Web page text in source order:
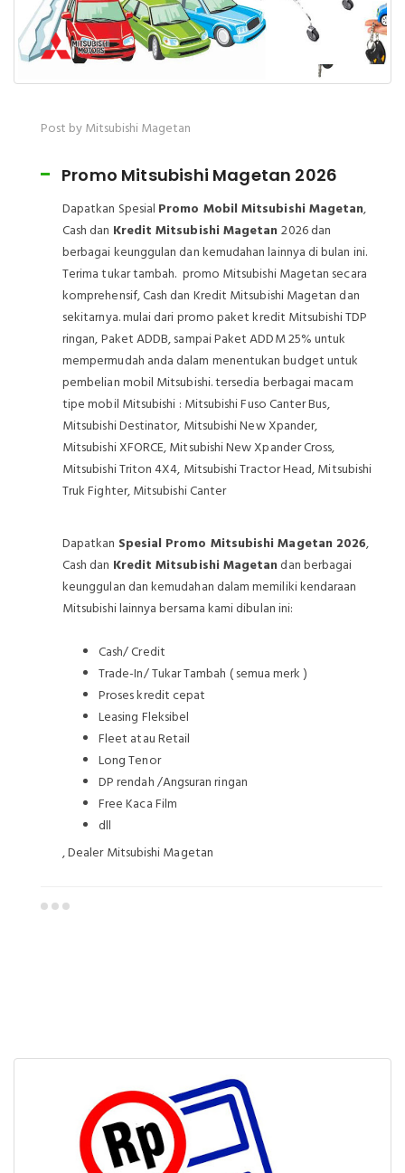
Post by Mitsubishi Magetan
Promo Mitsubishi Magetan 2026
Dapatkan Spesial Promo Mobil Mitsubishi Magetan,
Cash dan Kredit Mitsubishi Magetan2026 dan
berbagai keunggulan dan kemudahan lainnya di bulan ini.
Terima tukar tambah. promo Mitsubishi Magetan secara
komprehensif, Cash dan Kredit Mitsubishi Magetan dan
sekitarnya. mulai dari promo paket kredit Mitsubishi TDP
ringan, Paket ADDB, sampai Paket ADDM 25% untuk
mempermudah anda dalam menentukan budget untuk
pembelian mobil Mitsubishi. tersedia berbagai macam
tipe mobil Mitsubishi : Mitsubishi Fuso Canter Bus,
Mitsubishi Destinator, Mitsubishi New Xpander,
Mitsubishi XFORCE, Mitsubishi New Xpander Cross,
Mitsubishi Triton 4X4, Mitsubishi Tractor Head, Mitsubishi
Truk Fighter, Mitsubishi Canter
Dapatkan Spesial Promo Mitsubishi Magetan 2026,
Cash dan Kredit Mitsubishi Magetandan berbagai
keunggulan dan kemudahan dalam memiliki kendaraan
Mitsubishi lainnya bersama kami dibulan ini:
Cash/ Credit
Trade-In/ Tukar Tambah ( semua merk )
Proses kredit cepat
Leasing Fleksibel
Fleet atau Retail
Long Tenor
DP rendah /Angsuran ringan
Free Kaca Film
dll
, Dealer Mitsubishi Magetan